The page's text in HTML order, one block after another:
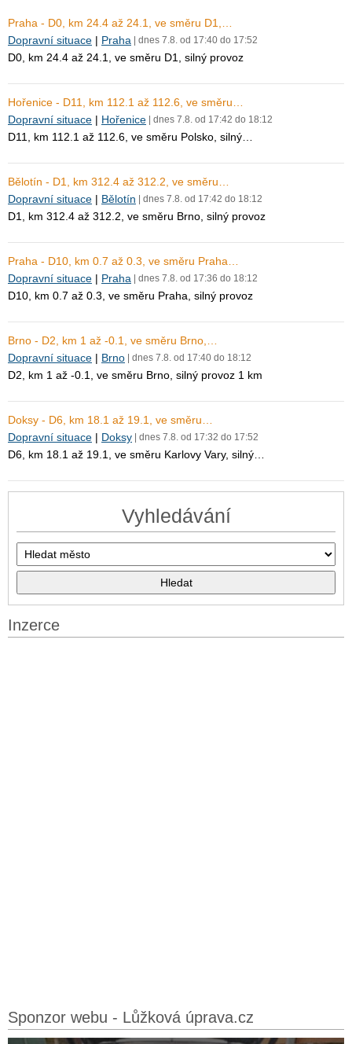
Praha - D0, km 24.4 až 24.1, ve směru D1,…
Dopravní situace | Praha | dnes 7.8. od 17:40 do 17:52
D0, km 24.4 až 24.1, ve směru D1, silný provoz
Hořenice - D11, km 112.1 až 112.6, ve směru…
Dopravní situace | Hořenice | dnes 7.8. od 17:42 do 18:12
D11, km 112.1 až 112.6, ve směru Polsko, silný…
Bělotín - D1, km 312.4 až 312.2, ve směru…
Dopravní situace | Bělotín | dnes 7.8. od 17:42 do 18:12
D1, km 312.4 až 312.2, ve směru Brno, silný provoz
Praha - D10, km 0.7 až 0.3, ve směru Praha…
Dopravní situace | Praha | dnes 7.8. od 17:36 do 18:12
D10, km 0.7 až 0.3, ve směru Praha, silný provoz
Brno - D2, km 1 až -0.1, ve směru Brno,…
Dopravní situace | Brno | dnes 7.8. od 17:40 do 18:12
D2, km 1 až -0.1, ve směru Brno, silný provoz 1 km
Doksy - D6, km 18.1 až 19.1, ve směru…
Dopravní situace | Doksy | dnes 7.8. od 17:32 do 17:52
D6, km 18.1 až 19.1, ve směru Karlovy Vary, silný…
Vyhledávání
Inzerce
Sponzor webu - Lůžková úprava.cz